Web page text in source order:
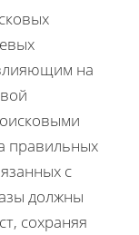
на
правильных
с
должны
сохраняя